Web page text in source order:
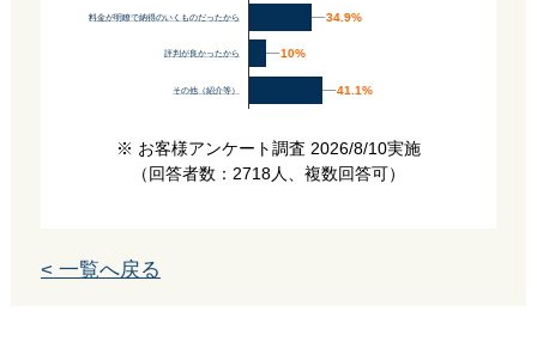
料金が明瞭で納得のいくものだったから
評判が良かったから
その他（紹介等）
34.9%
34.9%
10%
10%
41.1%
41.1%
※ お客様アンケート調査 2026/8/10実施
（回答者数：2718人、複数回答可）
< 一覧へ戻る